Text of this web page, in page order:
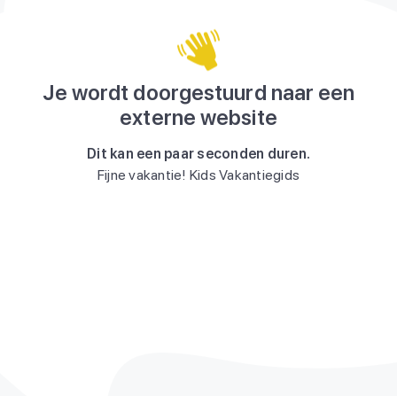
Je wordt doorgestuurd naar een
externe website
Dit kan een paar seconden duren.
Fijne vakantie! Kids Vakantiegids